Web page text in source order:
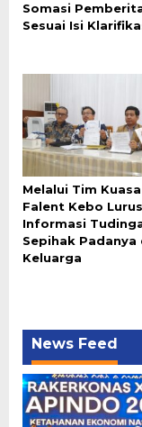
Somasi
Sesuai Isi
Melalui Tim
Falent Kebo
Informasi
Sepihak Padanya
Keluarga
News Feed